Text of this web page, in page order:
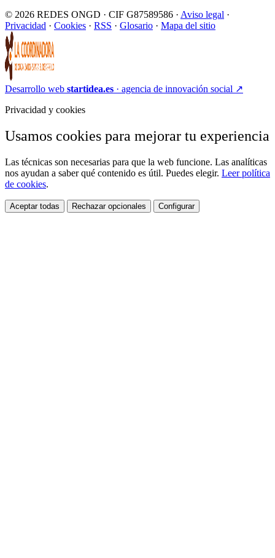
© 2026 REDES ONGD · CIF G87589586 · Aviso legal ·
Privacidad · Cookies · RSS · Glosario · Mapa del sitio
Desarrollo web startidea.es · agencia de innovación social ↗
Privacidad y cookies
Usamos cookies para mejorar tu experiencia
Las técnicas son necesarias para que la web funcione. Las analíticas
nos ayudan a saber qué contenido es útil. Puedes elegir. Leer política
de cookies.
Aceptar todas Rechazar opcionales Configurar